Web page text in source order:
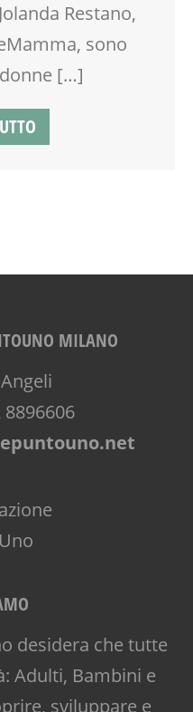
Restano,
sono
[…]
MILANO
desidera che tutte
Adulti, Bambini e
sviluppare e